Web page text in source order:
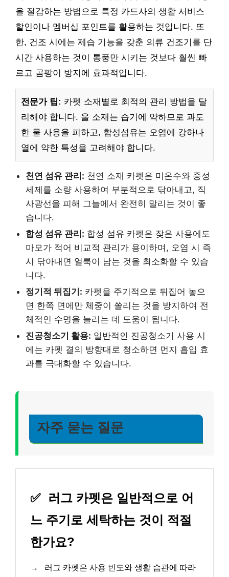
을 절감하는 방법으로 특정 카드사의 생활 서비스
할인이나 멤버십 포인트를 활용하는 것입니다. 또
한, 건조 시에는 제습 기능을 갖춘 의류 건조기를 단
시간 사용하는 것이 통풍만 시키는 것보다 훨씬 빠
르고 곰팡이 방지에 효과적입니다.
전문가 팁: 카펫 소재별로 최적의 관리 방법을 달
리해야 합니다. 울 소재는 습기에 약하므로 과도
한 물 사용을 피하고, 합성섬유는 오염에 강하나
열에 약한 특성을 고려해야 합니다.
천연 섬유 관리: 천연 소재 카펫은 미온수와 중성
세제를 소량 사용하여 부분적으로 닦아내고, 직
사광선을 피해 그늘에서 완전히 말리는 것이 좋
습니다.
합성 섬유 관리: 합성 섬유 카펫은 잦은 사용에도
마모가 적어 비교적 관리가 용이하며, 오염 시 즉
시 닦아내면 얼룩이 남는 것을 최소화할 수 있습
니다.
정기적 뒤집기: 카펫을 주기적으로 뒤집어 놓으
면 한쪽 면에만 체중이 쏠리는 것을 방지하여 전
체적인 수명을 늘리는 데 도움이 됩니다.
진공청소기 활용: 일반적인 진공청소기 사용 시
에는 카펫 결의 방향대로 청소하면 먼지 흡입 효
과를 극대화할 수 있습니다.
자주 묻는 질문
✅
러그 카펫은 일반적으로 어
느 주기로 세탁하는 것이 적절
한가요?
→
러그 카펫은 사용 빈도와 생활 습관에 따라